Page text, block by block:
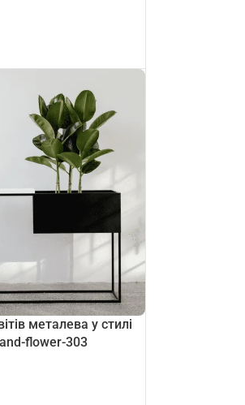
металева у стилі
flower-303